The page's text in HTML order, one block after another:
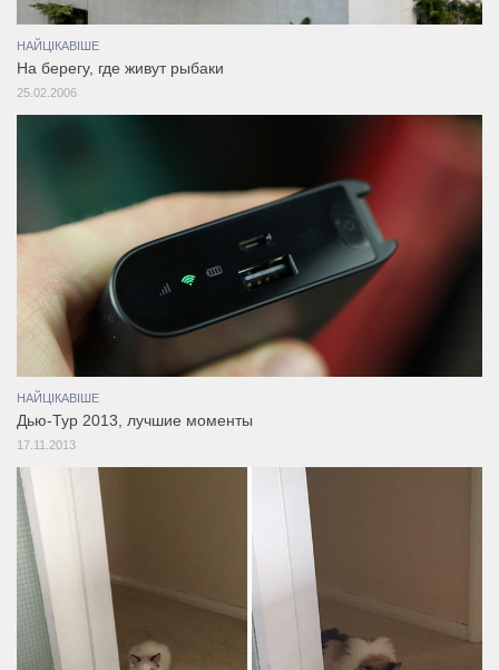
НАЙЦІКАВІШЕ
На берегу, где живут рыбаки
25.02.2006
НАЙЦІКАВІШЕ
Дью-Тур 2013, лучшие моменты
17.11.2013